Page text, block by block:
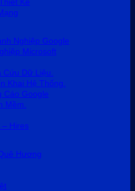
Nghiệp Google
Microsoft
Cứu Dữ Liệu.
Khai Hệ Thống.
Cáo Google
Mềm.
– Hires
Hương